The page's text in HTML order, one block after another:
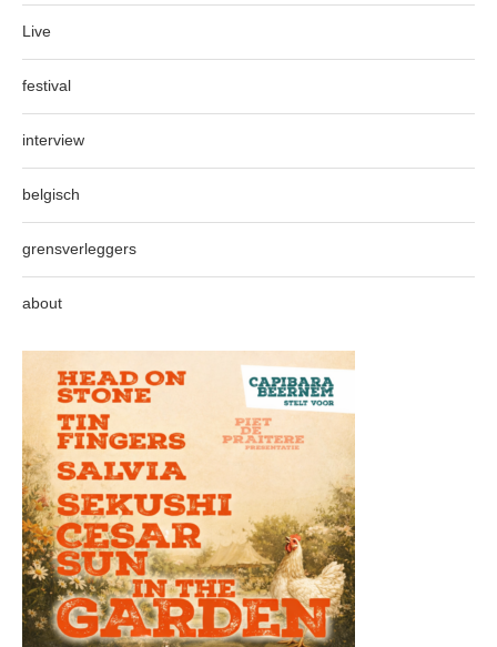
Live
festival
interview
belgisch
grensverleggers
about